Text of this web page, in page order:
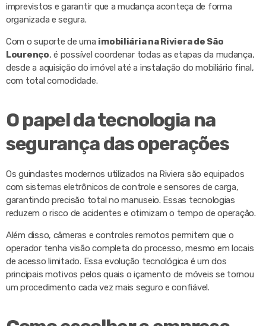
imprevistos e garantir que a mudança aconteça de forma
organizada e segura.
Com o suporte de uma imobiliária na Riviera de São
Lourenço, é possível coordenar todas as etapas da mudança,
desde a aquisição do imóvel até a instalação do mobiliário final,
com total comodidade.
O papel da tecnologia na
segurança das operações
Os guindastes modernos utilizados na Riviera são equipados
com sistemas eletrônicos de controle e sensores de carga,
garantindo precisão total no manuseio. Essas tecnologias
reduzem o risco de acidentes e otimizam o tempo de operação.
Além disso, câmeras e controles remotos permitem que o
operador tenha visão completa do processo, mesmo em locais
de acesso limitado. Essa evolução tecnológica é um dos
principais motivos pelos quais o içamento de móveis se tornou
um procedimento cada vez mais seguro e confiável.